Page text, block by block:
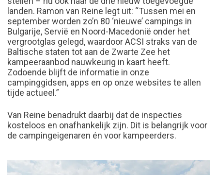
landen. Ramon van Reine legt uit: “Tussen mei en
september worden zo’n 80 ‘nieuwe’ campings in
Bulgarije, Servië en Noord-Macedonië onder het
vergrootglas gelegd, waardoor ACSI straks van de
Baltische staten tot aan de Zwarte Zee het
kampeeraanbod nauwkeurig in kaart heeft.
Zodoende blijft de informatie in onze
campinggidsen, apps en op onze websites te allen
tijde actueel.”
Van Reine benadrukt daarbij dat de inspecties
kosteloos en onafhankelijk zijn. Dit is belangrijk voor
de campingeigenaren én voor kampeerders.